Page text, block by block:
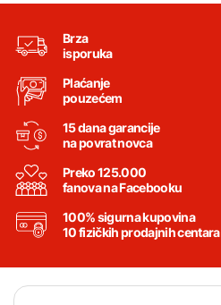
Brza
isporuka
Plaćanje
pouzećem
15 dana garancije
na povrat novca
Preko 125.000
fanova na Facebooku
100% sigurna kupovina
10 fizičkih prodajnih centara